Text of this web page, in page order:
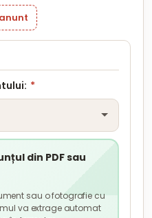
*
din PDF sau
sau o fotografie cu
va extrage automat